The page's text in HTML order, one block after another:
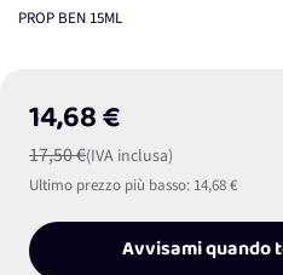
PROP BEN 15ML
14,68 €
17,50 €(IVA inclusa)
Ultimo prezzo più basso: 14,68 €
Avvisami quando